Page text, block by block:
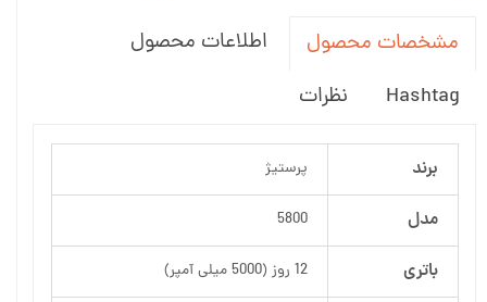
مشخصات محصول
اطلاعات محصول
Hashtag
نظرات
برند پرستیژ
مدل 5800
باتری 12 روز (5000 میلی آمپر)